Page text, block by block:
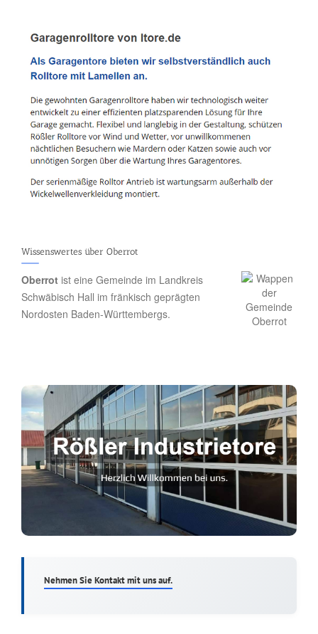
Wissenswertes über Oberrot
Oberrot ist eine Gemeinde im Landkreis
Schwäbisch Hall im fränkisch geprägten
Nordosten Baden-Württembergs.
Nehmen Sie Kontakt mit uns auf.